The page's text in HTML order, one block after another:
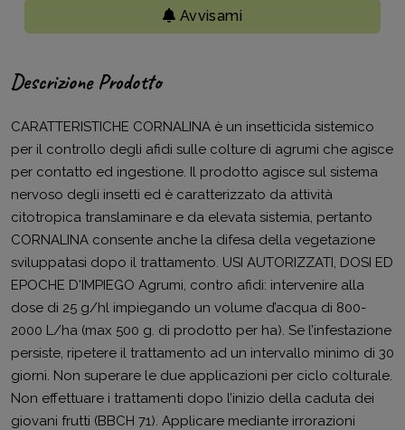
Avvisami
Descrizione Prodotto
CARATTERISTICHE CORNALINA è un insetticida sistemico
per il controllo degli afidi sulle colture di agrumi che agisce
per contatto ed ingestione. Il prodotto agisce sul sistema
nervoso degli insetti ed è caratterizzato da attività
citotropica translaminare e da elevata sistemia, pertanto
CORNALINA consente anche la difesa della vegetazione
sviluppatasi dopo il trattamento. USI AUTORIZZATI, DOSI ED
EPOCHE D'IMPIEGO Agrumi, contro afidi: intervenire alla
dose di 25 g/hl impiegando un volume d’acqua di 800-
2000 L/ha (max 500 g. di prodotto per ha). Se l’infestazione
persiste, ripetere il trattamento ad un intervallo minimo di 30
giorni. Non superare le due applicazioni per ciclo colturale.
Non effettuare i trattamenti dopo l’inizio della caduta dei
giovani frutti (BBCH 71). Applicare mediante irrorazioni